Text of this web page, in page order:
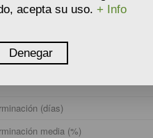
plantar?
(días)
media (%)
acepta su uso. + Info
Denegar